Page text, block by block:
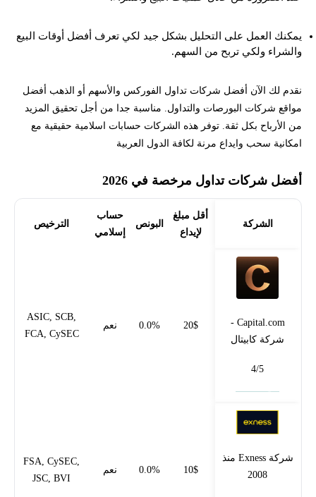
يمكنك العمل على التحليل بشكل جيد لكي تعرف أفضل أوقات البيع
والشراء ولكي تربح من السهم.
نقدم لك الآن أفضل شركات تداول الفوركس والأسهم أو الذهب أفضل
مواقع شركات البورصات والتداول. مناسبة جدا من أجل تحقيق المزيد
من الأرباح بكل ثقة. توفر هذه الشركات حسابات اسلامية حقيقية مع
امكانية سحب وايداع مرنة لكافة الدول العربية
أفضل شركات تداول مرخصة في 2026
الشركة
أقل مبلغ
لإيداع
البونص
حساب
إسلامي
الترخيص
Capital.com -
شركة كابيتال
4/5
20$
0.0% نعم
ASIC, SCB,
FCA, CySEC
شركة Exness منذ
2008
10$
0.0% نعم
FSA, CySEC,
JSC, BVI